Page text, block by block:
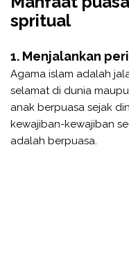
spritual
1. Menjalankan
Agama islam adalah
selamat di dunia
anak berpuasa sejak
kewajiban-kewajiban
adalah berpuasa.